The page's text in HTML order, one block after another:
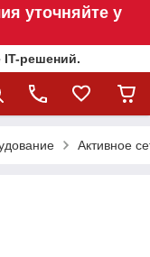
уточняйте у
IT-решений.
Активное